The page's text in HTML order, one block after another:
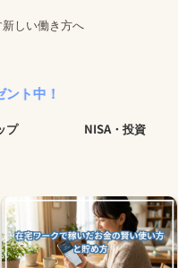
しい働き方へ
プ NISA・投資